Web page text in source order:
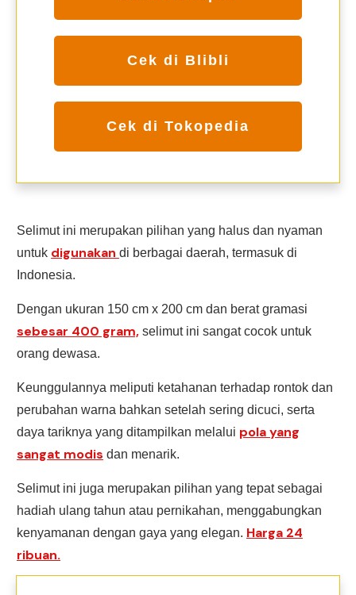
Cek di Blibli
Cek di Tokopedia
Selimut ini merupakan pilihan yang halus dan nyaman
untuk digunakan di berbagai daerah, termasuk di
Indonesia.
Dengan ukuran 150 cm x 200 cm dan berat gramasi
sebesar 400 gram, selimut ini sangat cocok untuk
orang dewasa.
Keunggulannya meliputi ketahanan terhadap rontok dan
perubahan warna bahkan setelah sering dicuci, serta
daya tariknya yang ditampilkan melalui pola yang
sangat modis dan menarik.
Selimut ini juga merupakan pilihan yang tepat sebagai
hadiah ulang tahun atau pernikahan, menggabungkan
kenyamanan dengan gaya yang elegan. Harga 24
ribuan.